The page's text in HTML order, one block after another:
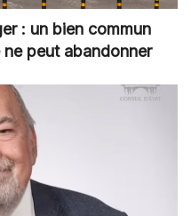
: un bien commun
peut abandonner